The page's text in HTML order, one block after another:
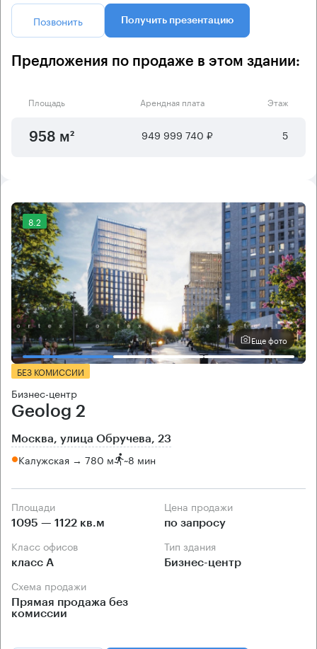
Позвонить Получить презентацию
Предложения по продаже в этом здании:
Площадь Арендная плата Этаж
958 м² 949 999 740 ₽ 5
8.2
Еще фото
БЕЗ КОМИССИИ
Бизнес-центр
Geolog 2
Москва, улица Обручева, 23
Калужская → 780 м ~8 мин
Площади
1095 — 1122 кв.м
Цена продажи
по запросу
Класс офисов
класс А
Тип здания
Бизнес-центр
Схема продажи
Прямая продажа без
комиссии